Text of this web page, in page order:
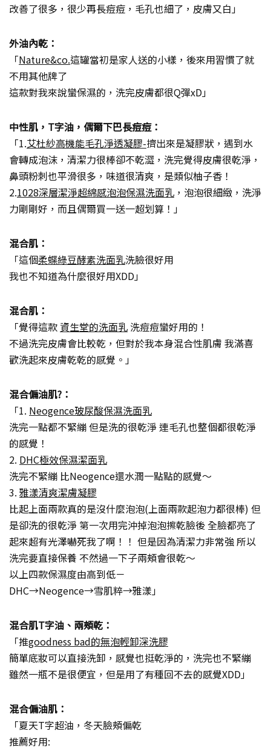
改善了很多，很少再長痘痘，毛孔也細了，皮膚又白」
外油內乾：
「Nature&co.這罐當初是家人送的小樣，後來用習慣了就
不用其他牌了
這款對我來說蠻保濕的，洗完皮膚都很Q彈xD」
中性肌，T字油，偶爾下巴長痘痘：
「1.艾杜紗高機能毛孔淨透凝膠-擠出來是凝膠狀，遇到水
會轉成泡沫，清潔力很棒卻不乾澀，洗完覺得皮膚很乾淨，
鼻頭粉刺也平滑很多，味道很清爽，是類似柚子香！
2.1028深層潔淨超綿感泡泡保濕洗面乳 ，泡泡很細緻，洗淨
力剛剛好，而且偶爾買一送一超划算！」
混合肌：
「這個柔蝶綠豆酵素洗面乳洗臉很好用
我也不知道為什麼很好用XDD」
混合肌：
「覺得這款 資生堂的洗面乳 洗痘痘蠻好用的！
不過洗完皮膚會比較乾，但對於我本身混合性肌膚 我滿喜
歡洗起來皮膚乾乾的感覺。」
混合偏油肌?：
「1. Neogence玻尿酸保濕洗面乳
洗完一點都不緊繃 但是洗的很乾淨 連毛孔也整個都很乾淨
的感覺！
2. DHC極效保濕潔面乳
洗完不緊繃 比Neogence還水潤一點點的感覺～
3. 雅漾清爽潔膚凝膠
比起上面兩款真的是沒什麼泡泡(上面兩款起泡力都很棒) 但
是卻洗的很乾淨 第一次用完沖掉泡泡擦乾臉後 全臉都亮了
起來超有光澤嚇死我了啊！！ 但是因為清潔力非常強 所以
洗完要直接保養 不然過一下子兩頰會很乾～
以上四款保濕度由高到低－
DHC→Neogence→雪肌粹→雅漾」
混合肌T字油、兩頰乾：
「推goodness bad的無泡輕卸深洗膠
簡單底妝可以直接洗卸，感覺也挺乾淨的，洗完也不緊繃
雖然一瓶不是很便宜，但是用了有種回不去的感覺XDD」
混合偏油肌：
「夏天T字超油，冬天臉頰偏乾
推薦好用: